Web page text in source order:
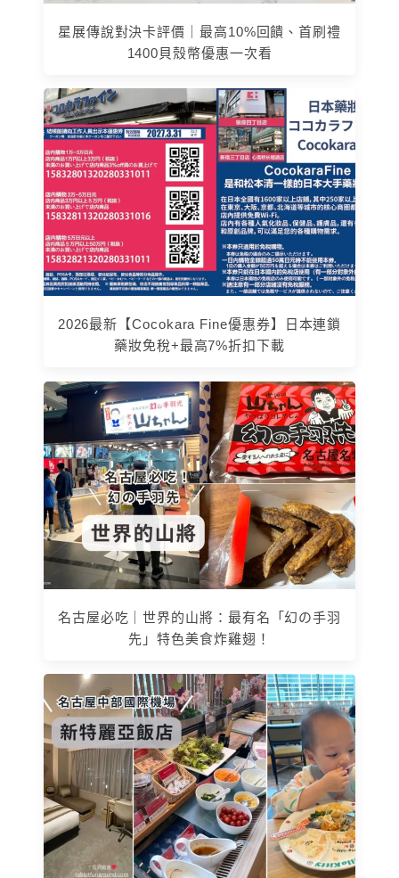
星展傳說對決卡評價｜最高10%回饋、首刷禮
1400貝殼幣優惠一次看
2026最新【Cocokara Fine優惠券】日本連鎖
藥妝免稅+最高7%折扣下載
名古屋必吃｜世界的山將：最有名「幻の手羽
先」特色美食炸雞翅！